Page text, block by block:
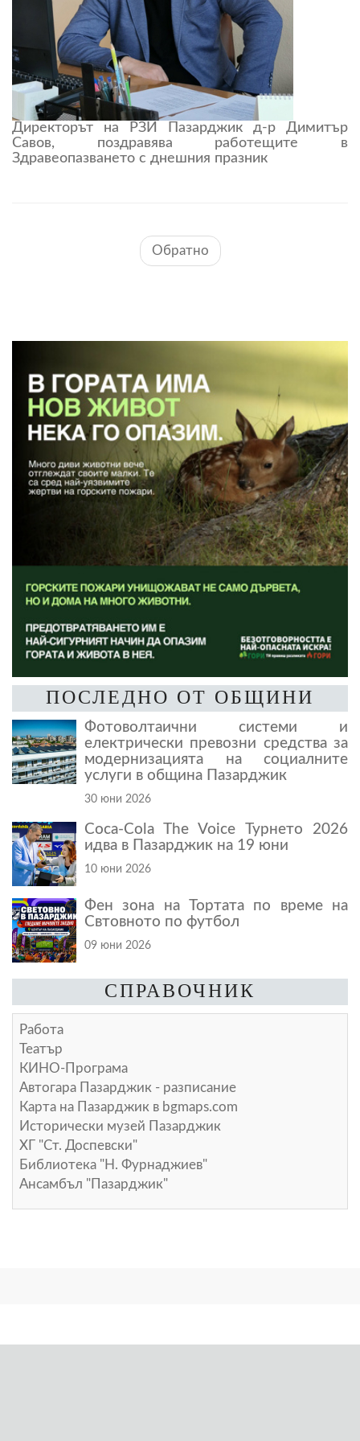
Директорът на РЗИ Пазарджик д-р Димитър
Савов, поздравява работещите в
Здравеопазването с днешния празник
Обратно
ПОСЛЕДНО ОТ ОБЩИНИ
Фотоволтаични системи и
електрически превозни средства за
модернизацията на социалните
услуги в община Пазарджик
30 юни 2026
Coca-Cola The Voice Турнето 2026
идва в Пазарджик на 19 юни
10 юни 2026
Фен зона на Тортата по време на
Свтовното по футбол
09 юни 2026
СПРАВОЧНИК
Работа
Театър
КИНО-Програма
Автогара Пазарджик - разписание
Карта на Пазарджик в bgmaps.com
Исторически музей Пазарджик
ХГ "Ст. Доспевски"
Библиотека "Н. Фурнаджиев"
Ансамбъл "Пазарджик"